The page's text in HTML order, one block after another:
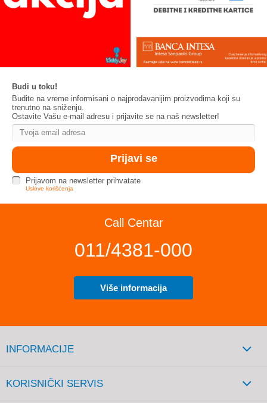
Budi u toku!
Budite na vreme informisani o najprodavanijim proizvodima koji su
trenutno na sniženju.
Ostavite Vašu e-mail adresu i prijavite se na naš newsletter!
Prijavom na newsletter prihvatate
Uslove korišćenja
Call Centar
011/4381-000
Više informacija
INFORMACIJE
KORISNIČKI SERVIS